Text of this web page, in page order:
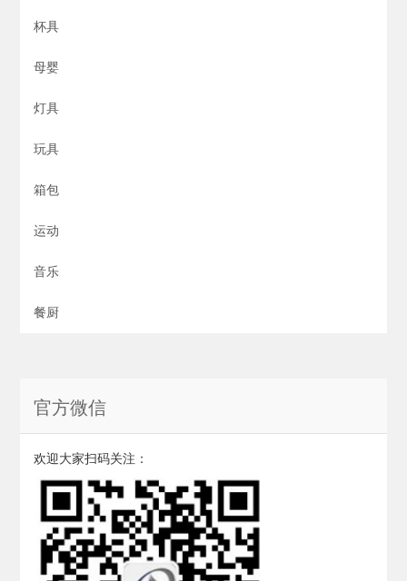
杯具
母婴
灯具
玩具
箱包
运动
音乐
餐厨
官方微信
欢迎大家扫码关注：